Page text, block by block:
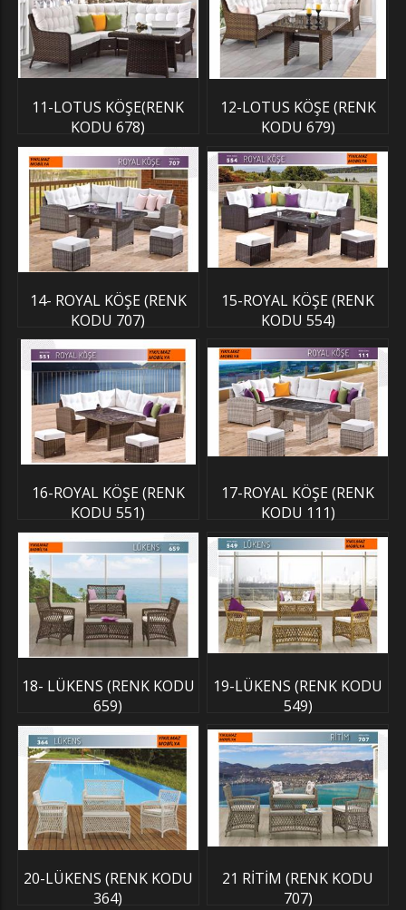
11-LOTUS KÖŞE(RENK
KODU 678)
12-LOTUS KÖŞE (RENK
KODU 679)
14- ROYAL KÖŞE (RENK
KODU 707)
15-ROYAL KÖŞE (RENK
KODU 554)
16-ROYAL KÖŞE (RENK
KODU 551)
17-ROYAL KÖŞE (RENK
KODU 111)
18- LÜKENS (RENK KODU
659)
19-LÜKENS (RENK KODU
549)
20-LÜKENS (RENK KODU
364)
21 RİTİM (RENK KODU
707)